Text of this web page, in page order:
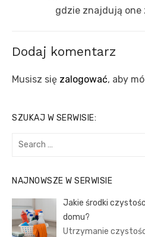
gdzie znajdują one
Dodaj komentarz
Musisz się zalogować, aby
SZUKAJ W SERWISIE:
Search
NAJNOWSZE W SERWISIE
Jakie środki
domu?
Utrzymanie